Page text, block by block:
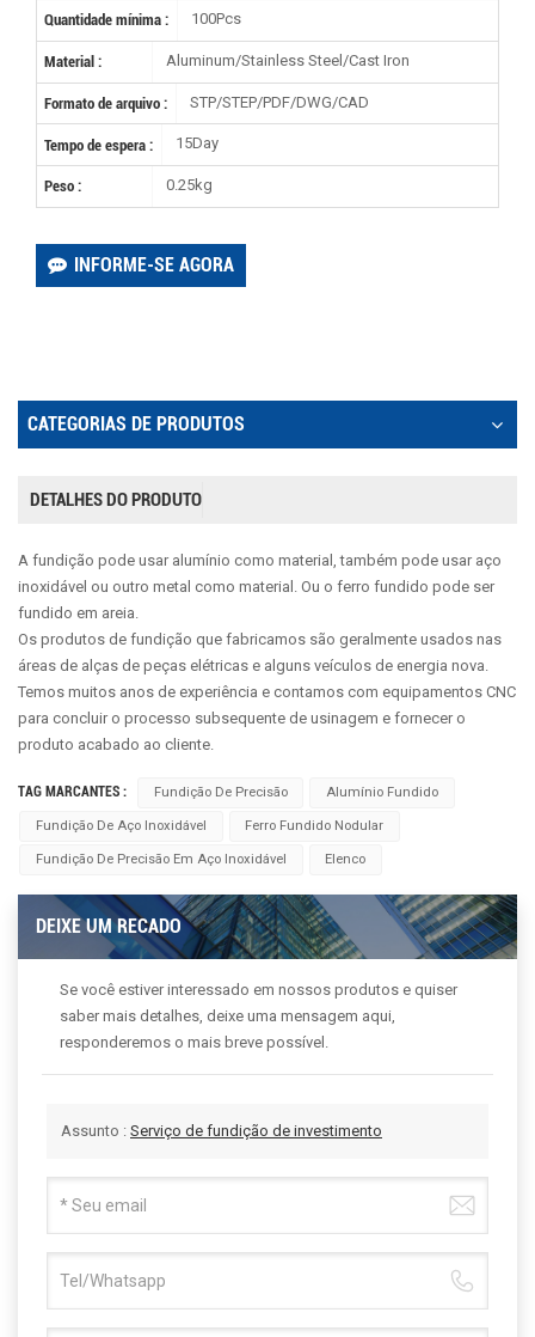
Quantidade mínima : 100Pcs
Material : Aluminum/Stainless Steel/Cast Iron
Formato de arquivo : STP/STEP/PDF/DWG/CAD
Tempo de espera : 15Day
Peso : 0.25kg
INFORME-SE AGORA
CATEGORIAS DE PRODUTOS
DETALHES DO PRODUTO
A fundição pode usar alumínio como material, também pode usar aço
inoxidável ou outro metal como material. Ou o ferro fundido pode ser
fundido em areia.
Os produtos de fundição que fabricamos são geralmente usados nas
áreas de alças de peças elétricas e alguns veículos de energia nova.
Temos muitos anos de experiência e contamos com equipamentos CNC
para concluir o processo subsequente de usinagem e fornecer o
produto acabado ao cliente.
TAG MARCANTES : Fundição De Precisão Alumínio Fundido
Fundição De Aço Inoxidável Ferro Fundido Nodular
Fundição De Precisão Em Aço Inoxidável Elenco
DEIXE UM RECADO
Se você estiver interessado em nossos produtos e quiser
saber mais detalhes, deixe uma mensagem aqui,
responderemos o mais breve possível.
Assunto : Serviço de fundição de investimento